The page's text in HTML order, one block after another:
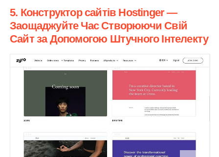
5. Конструктор сайтів Hostinger —
Заощаджуйте Час Створюючи Свій
Сайт за Допомогою Штучного Інтелекту